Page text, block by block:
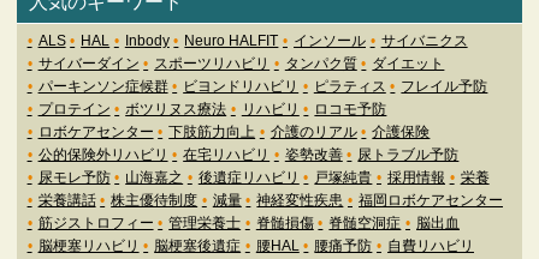
ALS HAL Inbody Neuro HALFIT インソール
サイバニクス
サイバーダイン
スポーツリハビリ タンパク質
ダイエット
パーキンソン症候群
ビヨンドリハビリ ピラティス
フレイル予防
プロテイン
ボツリヌス療法 リハビリ
ロコモ予防
ロボケアセンター
下肢筋力向上 介護のリアル
介護保険
公的保険外リハビリ
在宅リハビリ 姿勢改善
尿トラブル予防
尿モレ予防
山海嘉之 後遺症リハビリ 戸塚純貴 採用情報
栄養
栄養講話
株主優待制度 減量 神経変性疾患
福岡ロボケアセンター
筋ジストロフィー
管理栄養士 脊髄損傷 脊髄空洞症
脳出血
脳梗塞リハビリ
脳梗塞後遺症 腰HAL 腰痛予防
自費リハビリ